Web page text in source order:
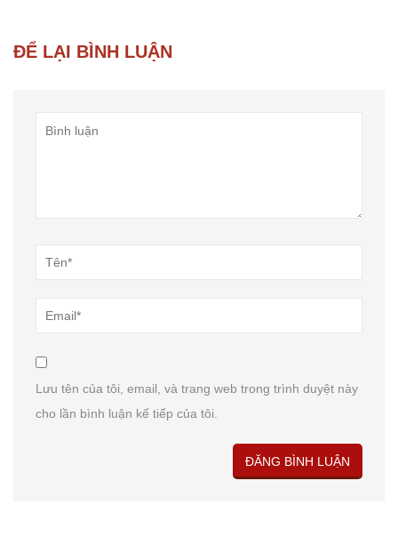
ĐỂ LẠI BÌNH LUẬN
Lưu tên của tôi, email, và trang web trong trình duyệt này
cho lần bình luận kế tiếp của tôi.